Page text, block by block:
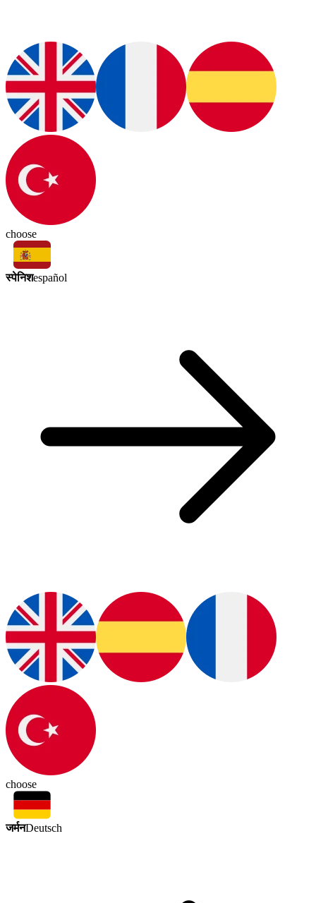
choose
स्पेनिशespañol
choose
जर्मनDeutsch